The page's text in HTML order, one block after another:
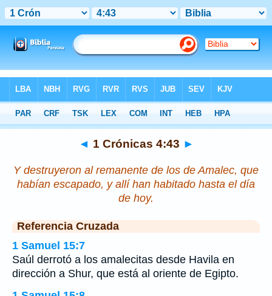
>1 Crónicas Capítulo 4 > Verso 43
◄ 1 Crónicas 4:43 ►
Y destruyeron al remanente de los de Amalec, que
habían escapado, y allí han habitado hasta el día
de hoy.
Referencia Cruzada
1 Samuel 15:7
Saúl derrotó a los amalecitas desde Havila en
dirección a Shur, que está al oriente de Egipto.